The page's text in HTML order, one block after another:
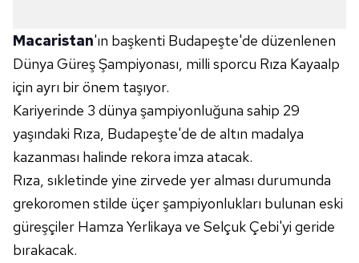
Macaristan'ın başkenti Budapeşte'de düzenlenen
Dünya Güreş Şampiyonası, milli sporcu Rıza Kayaalp
için ayrı bir önem taşıyor.
Kariyerinde 3 dünya şampiyonluğuna sahip 29
yaşındaki Rıza, Budapeşte'de de altın madalya
kazanması halinde rekora imza atacak.
Rıza, sıkletinde yine zirvede yer alması durumunda
grekoromen stilde üçer şampiyonlukları bulunan eski
güreşçiler Hamza Yerlikaya ve Selçuk Çebi'yi geride
bırakacak.